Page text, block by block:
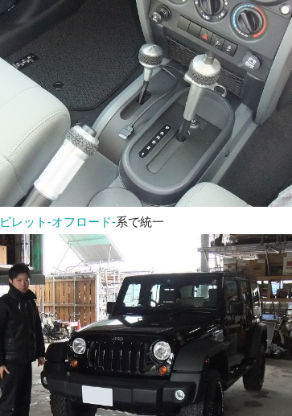
ビレット-オフロード-系で統一